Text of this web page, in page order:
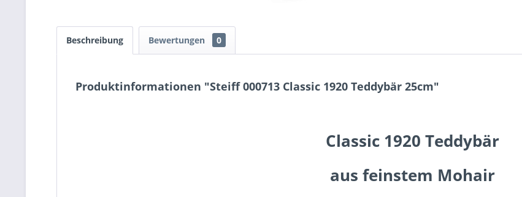
Beschreibung Bewertungen 0
Produktinformationen "Steiff 000713 Classic 1920 Teddybär 25cm"
Classic 1920 Teddybär
aus feinstem Mohair